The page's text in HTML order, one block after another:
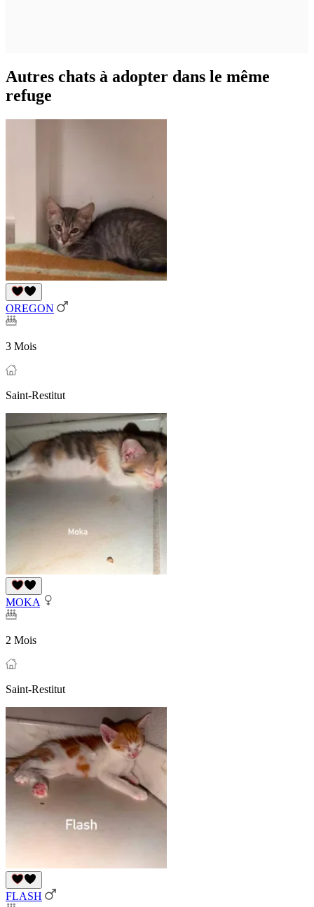
Autres chats à adopter dans le même
refuge
OREGON
3 Mois
Saint-Restitut
MOKA
2 Mois
Saint-Restitut
FLASH